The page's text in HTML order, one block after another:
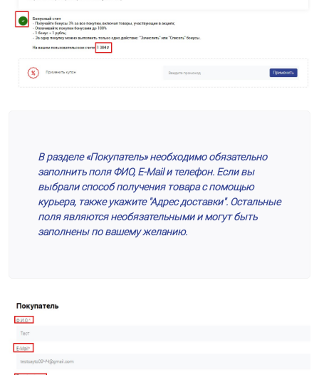
В разделе «Покупатель» необходимо обязательно
заполнить поля ФИО, E-Mail и телефон. Если вы
выбрали способ получения товара с помощью
курьера, также укажите "Адрес доставки". Остальные
поля являются необязательными и могут быть
заполнены по вашему желанию.